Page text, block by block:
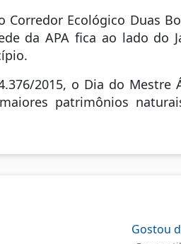
Corredor Ecológico Duas
da APA fica ao lado
2015, o Dia do
patrimônios
Gostou